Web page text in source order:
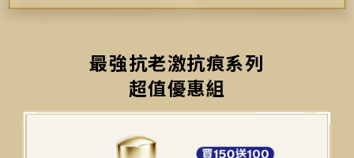
最強抗老激抗痕系列
超值優惠組